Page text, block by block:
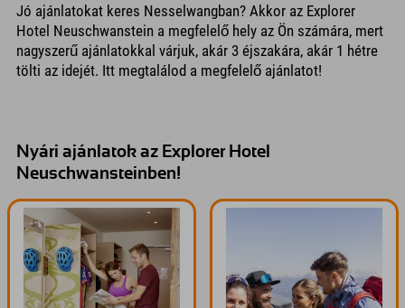
Jó ajánlatokat keres Nesselwangban? Akkor az Explorer
Hotel Neuschwanstein a megfelelő hely az Ön számára, mert
nagyszerű ajánlatokkal várjuk, akár 3 éjszakára, akár 1 hétre
tölti az idejét. Itt megtalálod a megfelelő ajánlatot!
Nyári ajánlatok az Explorer Hotel
Neuschwansteinben!